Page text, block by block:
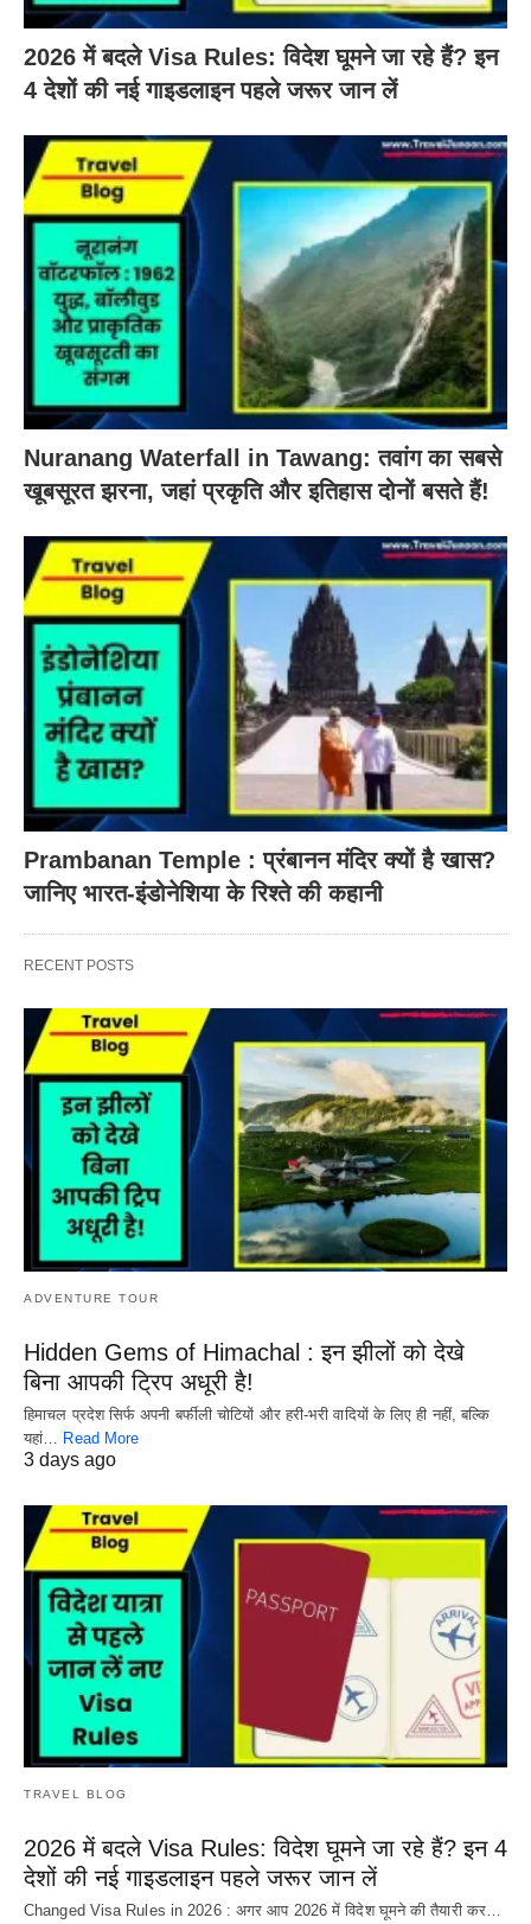
2026 में बदले Visa Rules: विदेश घूमने जा रहे हैं? इन
4 देशों की नई गाइडलाइन पहले जरूर जान लें
Nuranang Waterfall in Tawang: तवांग का सबसे
खूबसूरत झरना, जहां प्रकृति और इतिहास दोनों बसते हैं!
Prambanan Temple : प्रंबानन मंदिर क्यों है खास?
जानिए भारत-इंडोनेशिया के रिश्ते की कहानी
RECENT POSTS
ADVENTURE TOUR
Hidden Gems of Himachal : इन झीलों को देखे
बिना आपकी ट्रिप अधूरी है!
हिमाचल प्रदेश सिर्फ अपनी बर्फीली चोटियों और हरी-भरी वादियों के लिए ही नहीं, बल्कि
यहां… Read More
3 days ago
TRAVEL BLOG
2026 में बदले Visa Rules: विदेश घूमने जा रहे हैं? इन 4
देशों की नई गाइडलाइन पहले जरूर जान लें
Changed Visa Rules in 2026 : अगर आप 2026 में विदेश घूमने की तैयारी कर…